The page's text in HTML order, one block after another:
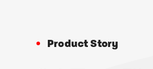
Product Story